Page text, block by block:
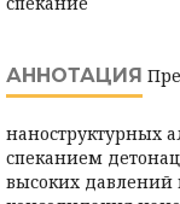
АННОТАЦИЯ
наноструктурных
спеканием
высоких давлений